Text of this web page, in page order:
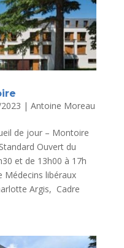
| Antoine Moreau
de jour – Montoire
Ouvert du
et de 13h00 à 17h
Médecins libéraux
Argis, Cadre